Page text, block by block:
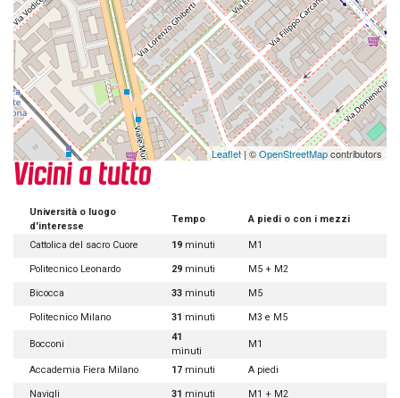
Leaflet| ©OpenStreetMapcontributors
Vicini a tutto
Università o luogo
d'interesse
Tempo A piedi o con i mezzi
Cattolica del sacro Cuore 19 minuti M1
Politecnico Leonardo 29 minuti M5 + M2
Bicocca 33 minuti M5
Politecnico Milano 31 minuti M3 e M5
Bocconi
41
minuti
M1
Accademia Fiera Milano 17 minuti A piedi
Navigli 31 minuti M1 + M2